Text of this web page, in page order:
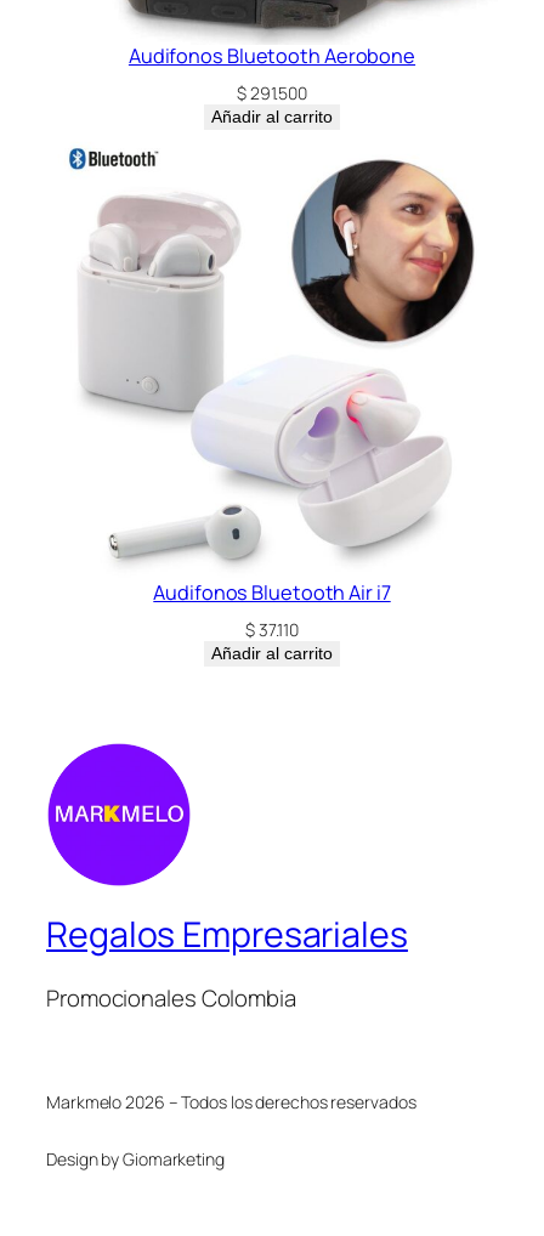
Audifonos Bluetooth Aerobone
$291.500
Añadir al carrito
Audifonos Bluetooth Air i7
$37.110
Añadir al carrito
Regalos Empresariales
Promocionales Colombia
Markmelo 2026 – Todos los derechos reservados
Design by Giomarketing